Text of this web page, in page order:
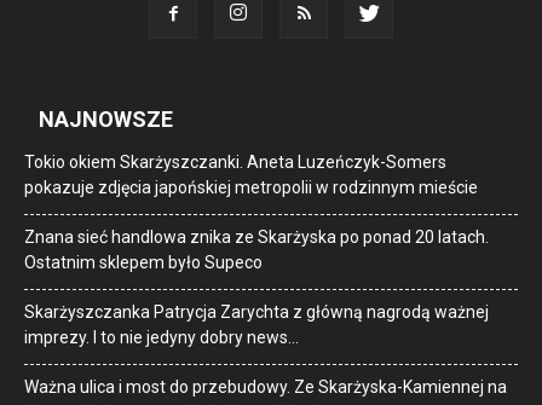
NAJNOWSZE
Tokio okiem Skarżyszczanki. Aneta Luzeńczyk-Somers
pokazuje zdjęcia japońskiej metropolii w rodzinnym mieście
Znana sieć handlowa znika ze Skarżyska po ponad 20 latach.
Ostatnim sklepem było Supeco
Skarżyszczanka Patrycja Zarychta z główną nagrodą ważnej
imprezy. I to nie jedyny dobry news…
Ważna ulica i most do przebudowy. Ze Skarżyska-Kamiennej na